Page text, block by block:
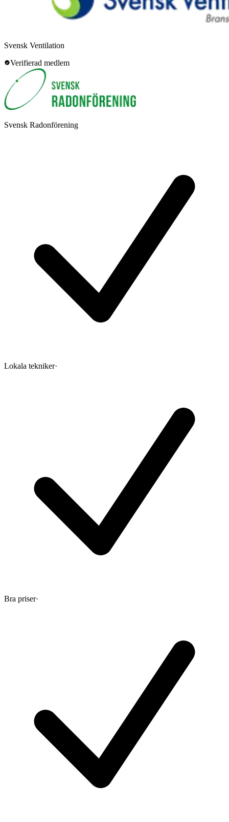
Svensk Ventilation
Verifierad medlem
Svensk Radonförening
Lokala tekniker·
Bra priser·